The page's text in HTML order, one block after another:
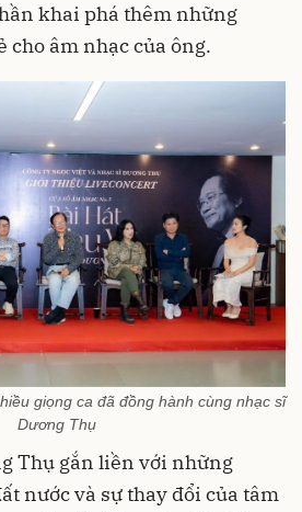
khai phá thêm những
âm nhạc của ông.
giọng ca đã đồng hành cùng nhạc sĩ
Dương Thụ
Thụ gắn liền với những
nước và sự thay đổi của tâm